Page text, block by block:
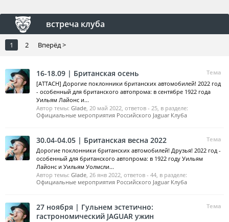
встреча клуба
1 2 Вперёд >
Тема
16-18.09 | Британская осень
[ATTACH] Дорогие поклонники британских автомобилей! 2022 год
- особенный для британского автопрома: в сентябре 1922 года
Уильям Лайонс и...
Автор темы: Glade, 20 май 2022, ответов - 25, в разделе:
Официальные мероприятия Российского Jaguar Клуба
Тема
30.04-04.05 | Британская весна 2022
Дорогие поклонники британских автомобилей! Друзья! 2022 год -
особенный для британского автопрома: в 1922 году Уильям
Лайонс и Уильям Уолмсли...
Автор темы: Glade, 26 янв 2022, ответов - 44, в разделе:
Официальные мероприятия Российского Jaguar Клуба
Тема
27 ноября | Гульнем эстетично:
гастрономический JAGUAR ужин